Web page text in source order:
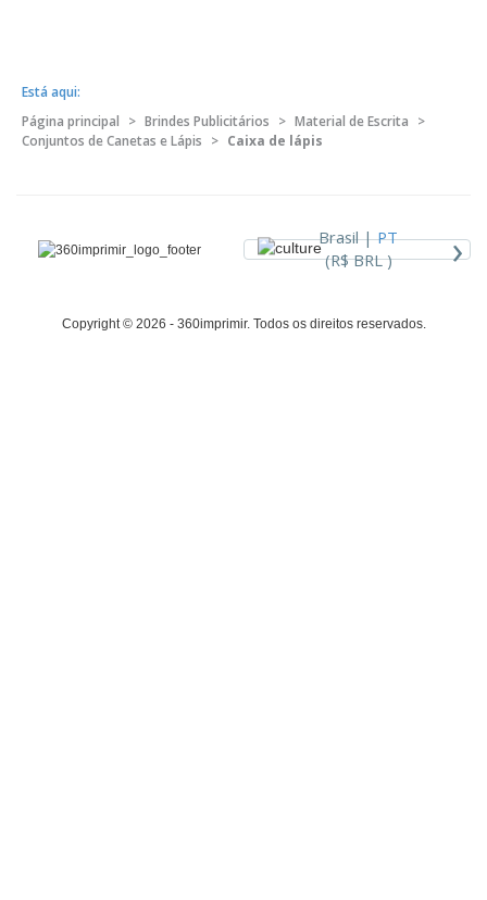
Está aqui:
Página principal > Brindes Publicitários > Material de Escrita >
Conjuntos de Canetas e Lápis > Caixa de lápis
Brasil |PT
(R$ BRL )
›
Copyright © 2026 - 360imprimir. Todos os direitos reservados.